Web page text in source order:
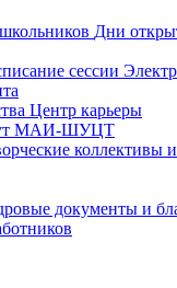
Дни
сессии
Центр карьеры
МАИ-ШУЦТ
коллективы
документы и